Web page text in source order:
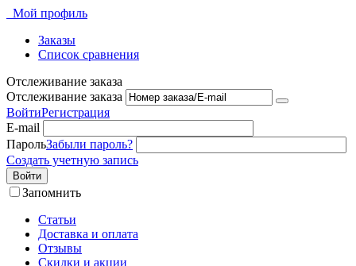
Мой профиль
Заказы
Список сравнения
Отслеживание заказа
Отслеживание заказа
ВойтиРегистрация
E-mail
ПарольЗабыли пароль?
Создать учетную запись
Войти
Запомнить
Статьи
Доставка и оплата
Отзывы
Скидки и акции